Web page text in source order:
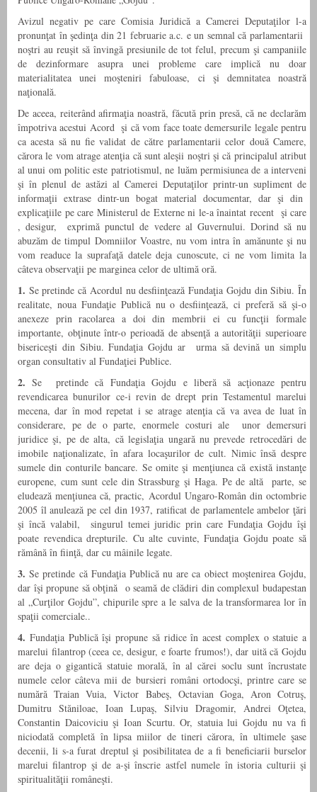
Avizul negativ pe care Comisia Juridică a Camerei Deputaţilor l-a
pronunţat în şedinţa din 21 februarie a.c. e un semnal că parlamentarii
noştri au reuşit să învingă presiunile de tot felul, precum şi campaniile
de dezinformare asupra unei probleme care implică nu doar
materialitatea unei moşteniri fabuloase, ci şi demnitatea noastră
naţională.
De aceea, reiterând afirmaţia noastră, făcută prin presă, că ne declarăm
împotriva acestui Acord şi că vom face toate demersurile legale pentru
ca acesta să nu fie validat de către parlamentarii celor două Camere,
cărora le vom atrage atenţia că sunt aleşii noştri şi că principalul atribut
al unui om politic este patriotismul, ne luăm permisiunea de a interveni
şi în plenul de astăzi al Camerei Deputaţilor printr-un supliment de
informaţii extrase dintr-un bogat material documentar, dar şi din
explicaţiile pe care Ministerul de Externe ni le-a înaintat recent şi care
, desigur, exprimă punctul de vedere al Guvernului. Dorind să nu
abuzăm de timpul Domniilor Voastre, nu vom intra în amănunte şi nu
vom readuce la suprafaţă datele deja cunoscute, ci ne vom limita la
câteva observaţii pe marginea celor de ultimă oră.
1. Se pretinde că Acordul nu desfiinţează Fundaţia Gojdu din Sibiu. În
realitate, noua Fundaţie Publică nu o desfiinţează, ci preferă să şi-o
anexeze prin racolarea a doi din membrii ei cu funcţii formale
importante, obţinute într-o perioadă de absenţă a autorităţii superioare
bisericeşti din Sibiu. Fundaţia Gojdu ar urma să devină un simplu
organ consultativ al Fundaţiei Publice.
2. Se pretinde că Fundaţia Gojdu e liberă să acţionaze pentru
revendicarea bunurilor ce-i revin de drept prin Testamentul marelui
mecena, dar în mod repetat i se atrage atenţia că va avea de luat în
considerare, pe de o parte, enormele costuri ale unor demersuri
juridice şi, pe de alta, că legislaţia ungară nu prevede retrocedări de
imobile naţionalizate, în afara locaşurilor de cult. Nimic însă despre
sumele din conturile bancare. Se omite şi menţiunea că există instanţe
europene, cum sunt cele din Strassburg şi Haga. Pe de altă parte, se
eludează menţiunea că, practic, Acordul Ungaro-Român din octombrie
2005 îl anulează pe cel din 1937, ratificat de parlamentele ambelor ţări
şi încă valabil, singurul temei juridic prin care Fundaţia Gojdu îşi
poate revendica drepturile. Cu alte cuvinte, Fundaţia Gojdu poate să
rămână în fiinţă, dar cu mâinile legate.
3. Se pretinde că Fundaţia Publică nu are ca obiect moştenirea Gojdu,
dar îşi propune să obţină o seamă de clădiri din complexul budapestan
al „Curţilor Gojdu”, chipurile spre a le salva de la transformarea lor în
spaţii comerciale..
4. Fundaţia Publică îşi propune să ridice în acest complex o statuie a
marelui filantrop (ceea ce, desigur, e foarte frumos!), dar uită că Gojdu
are deja o gigantică statuie morală, în al cărei soclu sunt încrustate
numele celor câteva mii de bursieri români ortodocşi, printre care se
numără Traian Vuia, Victor Babeş, Octavian Goga, Aron Cotruş,
Dumitru Stăniloae, Ioan Lupaş, Silviu Dragomir, Andrei Oţetea,
Constantin Daicoviciu şi Ioan Scurtu. Or, statuia lui Gojdu nu va fi
niciodată completă în lipsa miilor de tineri cărora, în ultimele şase
decenii, li s-a furat dreptul şi posibilitatea de a fi beneficiarii burselor
marelui filantrop şi de a-şi înscrie astfel numele în istoria culturii şi
spiritualităţii româneşti.